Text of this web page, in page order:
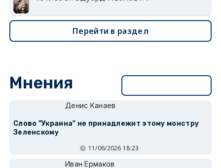
Перейти в раздел
Мнения
Денис Канаев
Слово "Украина" не принадлежит этому монстру
Зеленскому
11/06/2026 18:23
Иван Ермаков